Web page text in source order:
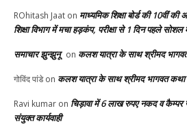
ROhitash Jaat on माध्यमिक शिक्षा बोर्ड की 10वीं की
शिक्षा विभाग में मचा हड़कंप, परीक्षा से 1 दिन पहले सोशल
समाचार झुन्झुनू on कलश यात्रा के साथ श्रीमद भागवत
गोविंद पांडेon कलश यात्रा के साथ श्रीमद भागवत कथा
Ravi kumar on चिड़ावा में 6 लाख रुपए नकद व कैम्पर
संयुक्त कार्यवाही